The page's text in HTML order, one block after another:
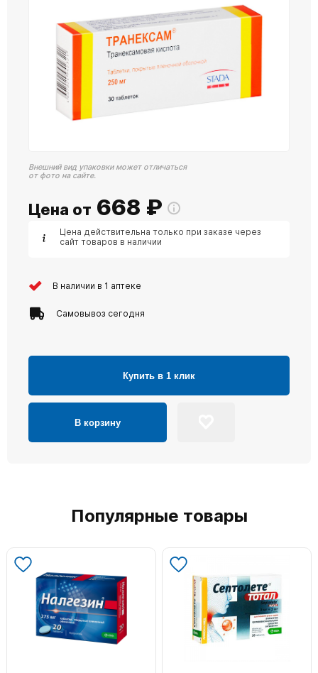
Внешний вид упаковки может отличаться
от фото на сайте.
Цена от 668 ₽
Цена действительна только при заказе через
сайт товаров в наличии
В наличии в 1 аптеке
Самовывоз сегодня
Купить в 1 клик
В корзину
Популярные товары